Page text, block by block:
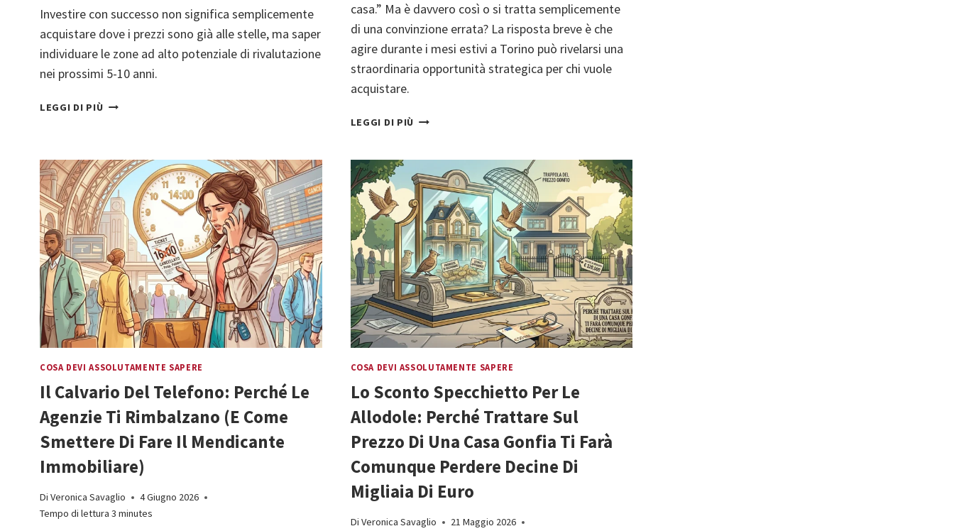
Investire con successo non significa semplicemente
acquistare dove i prezzi sono già alle stelle, ma saper
individuare le zone ad alto potenziale di rivalutazione
nei prossimi 5-10 anni.
LEGGI DI PIÙGUIDA
TORINO
IN
CRESCITA:
DOVE
CONVIENE
INVESTIRE
OGGI
casa.” Ma è davvero così o si tratta semplicemente
di una convinzione errata? La risposta breve è che
agire durante i mesi estivi a Torino può rivelarsi una
straordinaria opportunità strategica per chi vuole
acquistare.
LEGGI DI PIÙ COMPRARE
TORINO
IN
ESTATE:
MITO
O
OPPORTUNITÀ
REALE?
COSA DEVI ASSOLUTAMENTE SAPERE
Il Calvario Del Telefono: Perché Le
Agenzie Ti Rimbalzano (e Come
Smettere Di Fare Il Mendicante
Immobiliare)
Di Veronica Savaglio
4 Giugno 2026
Tempo di lettura 3 minutes
COSA DEVI ASSOLUTAMENTE SAPERE
Lo Sconto Specchietto Per Le
Allodole: Perché Trattare Sul
Prezzo Di Una Casa Gonfia Ti Farà
Comunque Perdere Decine Di
Migliaia Di Euro
Di Veronica Savaglio
21 Maggio 2026